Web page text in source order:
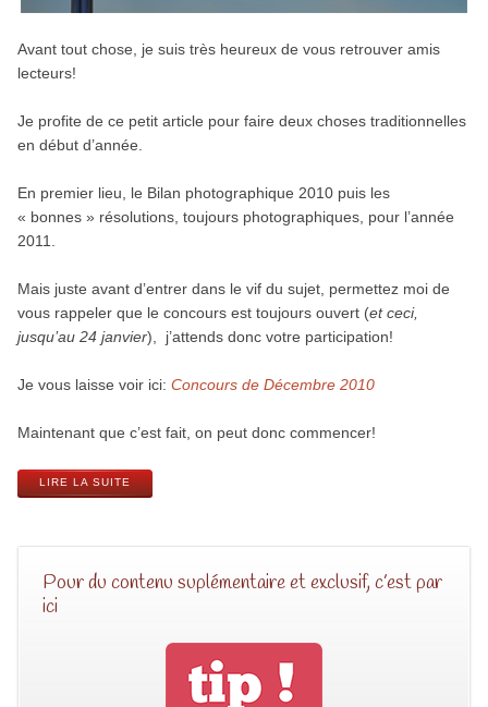
Avant tout chose, je suis très heureux de vous retrouver amis
lecteurs!
Je profite de ce petit article pour faire deux choses traditionnelles
en début d’année.
En premier lieu, le Bilan photographique 2010 puis les
« bonnes » résolutions, toujours photographiques, pour l’année
2011.
Mais juste avant d’entrer dans le vif du sujet, permettez moi de
vous rappeler que le concours est toujours ouvert (et ceci,
jusqu’au 24 janvier), j’attends donc votre participation!
Je vous laisse voir ici: Concours de Décembre 2010
Maintenant que c’est fait, on peut donc commencer!
LIRE LA SUITE
Pour du contenu suplémentaire et exclusif, c’est par
ici